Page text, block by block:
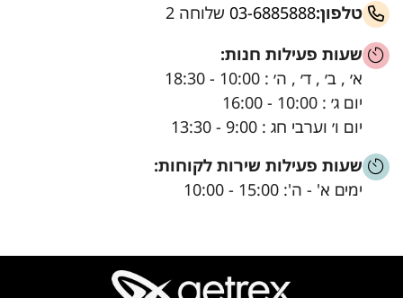
טלפון:03-6885888 שלוחה 2
שעות פעילות חנות:
א׳ , ב׳ , ד׳ , ה׳ : 10:00 - 18:30
יום ג׳ : 10:00 - 16:00
יום ו׳ וערבי חג : 9:00 - 13:30
שעות פעילות שירות לקוחות:
ימים א' - ה': 15:00 - 10:00